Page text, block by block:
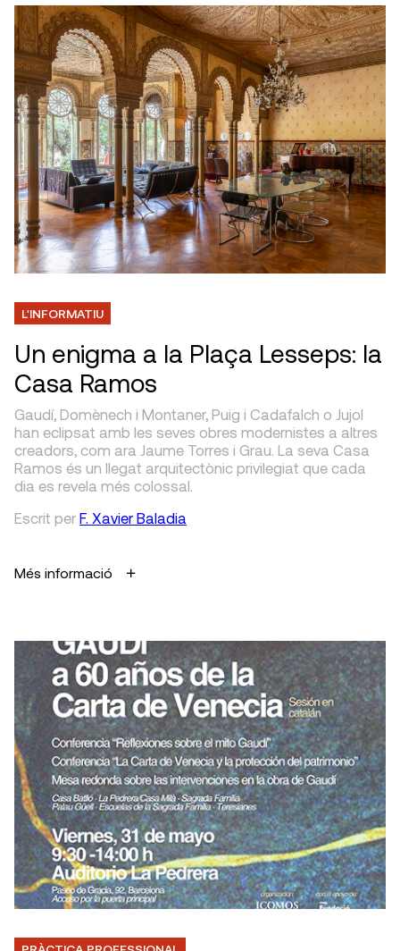
L'INFORMATIU
Un enigma a la Plaça Lesseps: la
Casa Ramos
Gaudí, Domènech i Montaner, Puig i Cadafalch o Jujol
han eclipsat amb les seves obres modernistes a altres
creadors, com ara Jaume Torres i Grau. La seva Casa
Ramos és un llegat arquitectònic privilegiat que cada
dia es revela més colossal.
Escrit per F. Xavier Baladia
Més informació